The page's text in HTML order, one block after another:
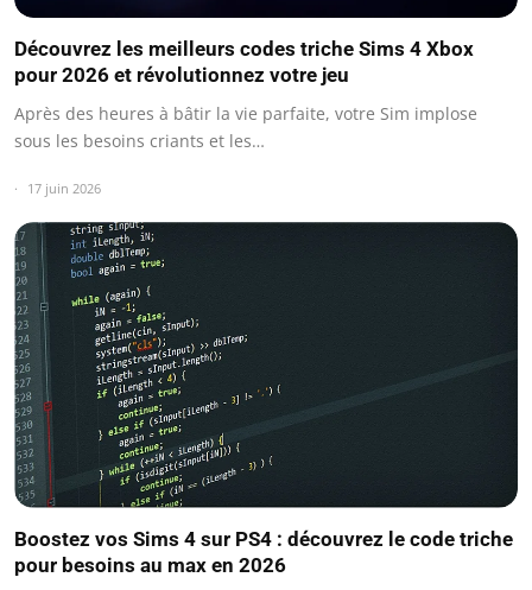
Découvrez les meilleurs codes triche Sims 4 Xbox
pour 2026 et révolutionnez votre jeu
Après des heures à bâtir la vie parfaite, votre Sim implose
sous les besoins criants et les…
17 juin 2026
Boostez vos Sims 4 sur PS4 : découvrez le code triche
pour besoins au max en 2026